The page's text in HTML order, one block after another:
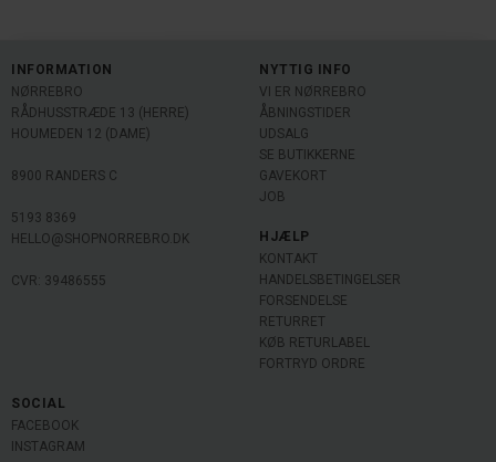
INFORMATION
NØRREBRO
RÅDHUSSTRÆDE 13 (HERRE)
HOUMEDEN 12 (DAME)
8900 RANDERS C
5193 8369
HELLO@SHOPNORREBRO.DK
CVR: 39486555
NYTTIG INFO
VI ER NØRREBRO
ÅBNINGSTIDER
UDSALG
SE BUTIKKERNE
GAVEKORT
JOB
HJÆLP
KONTAKT
HANDELSBETINGELSER
FORSENDELSE
RETURRET
KØB RETURLABEL
FORTRYD ORDRE
SOCIAL
FACEBOOK
INSTAGRAM